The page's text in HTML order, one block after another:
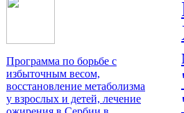
Программа по борьбе с
избыточным весом,
восстановление метаболизма
у взрослых и детей, лечение